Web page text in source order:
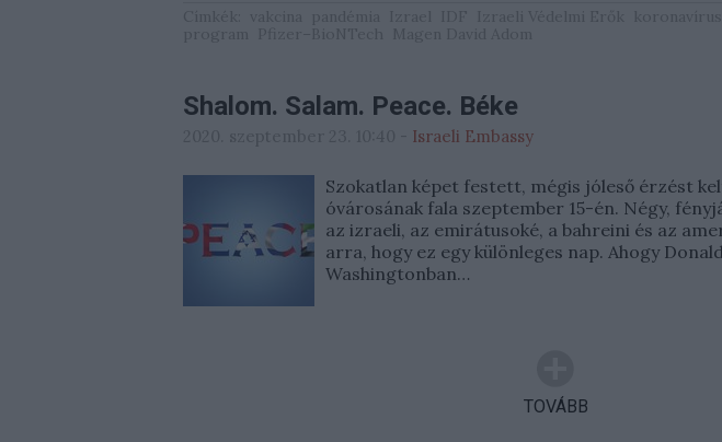
Shalom. Salam. Peace. Béke
Israeli Embassy
Szokatlan képet festett, mégis jóleső érzést
óvárosának fala szeptember 15-én. Négy,
az izraeli, az emirátusoké, a bahreini és az
arra, hogy ez egy különleges nap. Ahogy
Washingtonban…
TOVÁBB